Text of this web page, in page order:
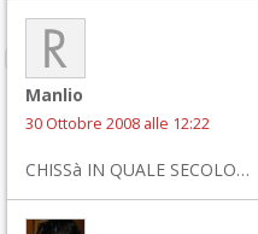
Manlio
30 Ottobre 2008 alle 12:22
CHISSà IN QUALE SECOLO…